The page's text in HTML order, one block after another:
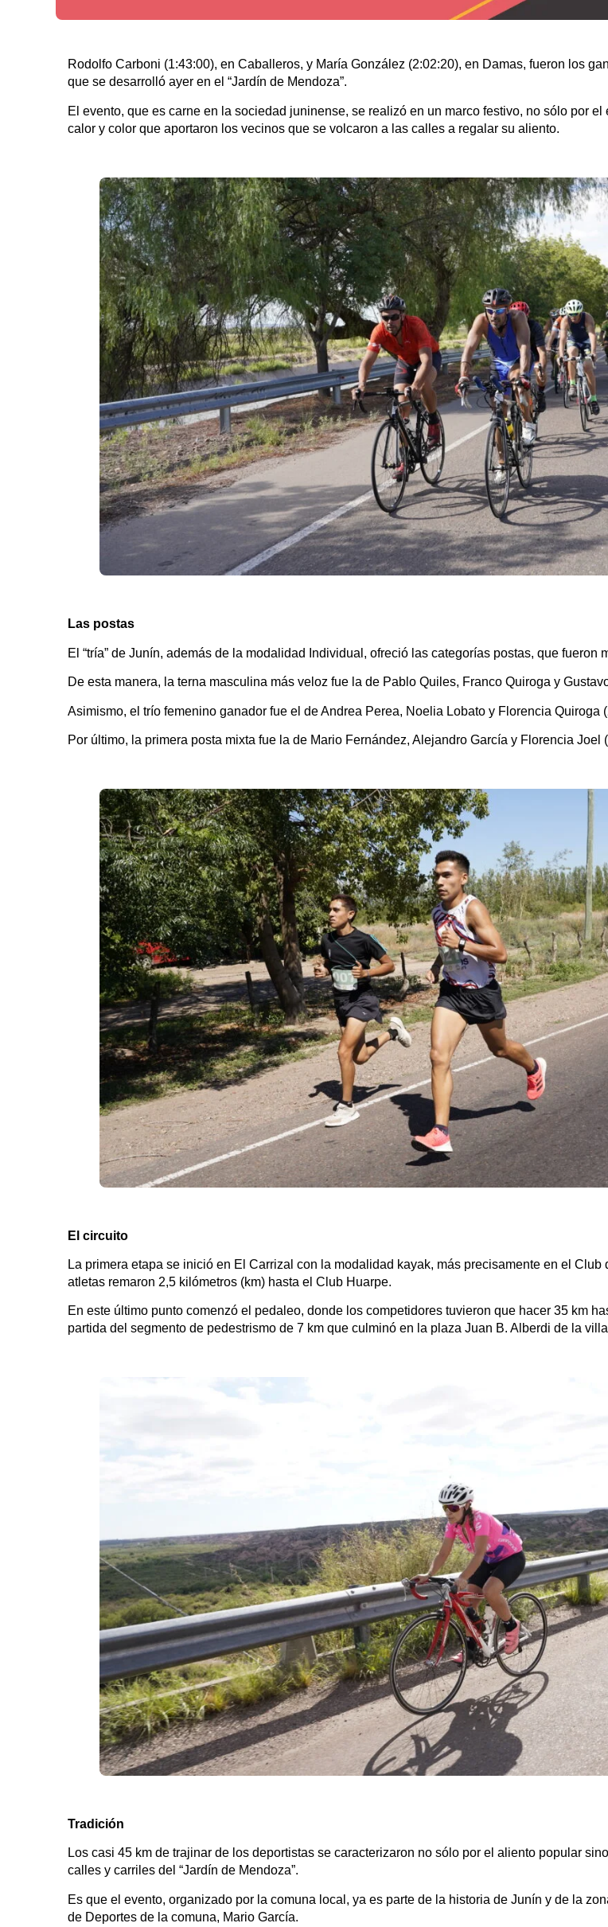
Rodolfo Carboni (1:43:00), en Caballeros, y María González (2:02:20), en Damas, fueron los
que se desarrolló ayer en el “Jardín de Mendoza”.
El evento, que es carne en la sociedad juninense, se realizó en un marco festivo, no sólo por el
calor y color que aportaron los vecinos que se volcaron a las calles a regalar su aliento.
Las postas
El “tría” de Junín, además de la modalidad Individual, ofreció las categorías postas, que fueron
De esta manera, la terna masculina más veloz fue la de Pablo Quiles, Franco Quiroga y
Asimismo, el trío femenino ganador fue el de Andrea Perea, Noelia Lobato y Florencia Quiroga
Por último, la primera posta mixta fue la de Mario Fernández, Alejandro García y Florencia Joel
El circuito
La primera etapa se inició en El Carrizal con la modalidad kayak, más precisamente en el
atletas remaron 2,5 kilómetros (km) hasta el Club Huarpe.
En este último punto comenzó el pedaleo, donde los competidores tuvieron que hacer 35 km
partida del segmento de pedestrismo de 7 km que culminó en la plaza Juan B. Alberdi de la
Tradición
Los casi 45 km de trajinar de los deportistas se caracterizaron no sólo por el aliento popular
calles y carriles del “Jardín de Mendoza”.
Es que el evento, organizado por la comuna local, ya es parte de la historia de Junín y de la
de Deportes de la comuna, Mario García.